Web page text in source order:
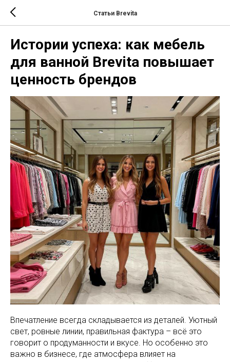
Статьи Brevita
Истории успеха: как мебель
для ванной Brevita повышает
ценность брендов
Впечатление всегда складывается из деталей. Уютный
свет, ровные линии, правильная фактура – всё это
говорит о продуманности и вкусе. Но особенно это
важно в бизнесе, где атмосфера влияет на